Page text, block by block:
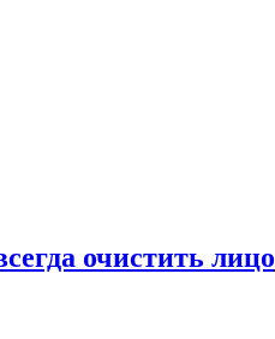
очистить лицо